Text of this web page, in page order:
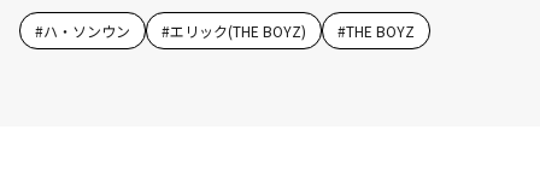
#ハ・ソンウン #エリック(THE BOYZ) #THE BOYZ